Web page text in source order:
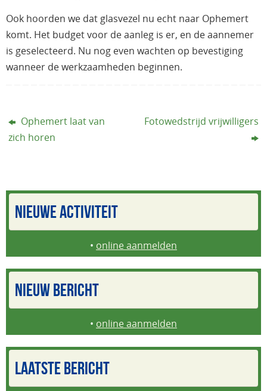
Ook hoorden we dat glasvezel nu echt naar Ophemert
komt. Het budget voor de aanleg is er, en de aannemer
is geselecteerd. Nu nog even wachten op bevestiging
wanneer de werkzaamheden beginnen.
Ophemert laat van
zich horen
Fotowedstrijd vrijwilligers
NIEUWE ACTIVITEIT
• online aanmelden
NIEUW BERICHT
• online aanmelden
LAATSTE BERICHT